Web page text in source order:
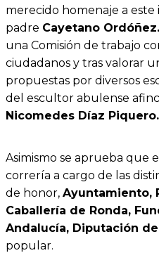
merecido homenaje a
padre Cayetano Ordóñez.
una Comisión de trabajo
ciudadanos y tras valorar
propuestas por diversos
del escultor abulense
Nicomedes Díaz Piquero.
Asimismo se aprueba que
correría a cargo de las
de honor, Ayuntamiento,
Caballería de Ronda,
Andalucía, Diputación
popular.